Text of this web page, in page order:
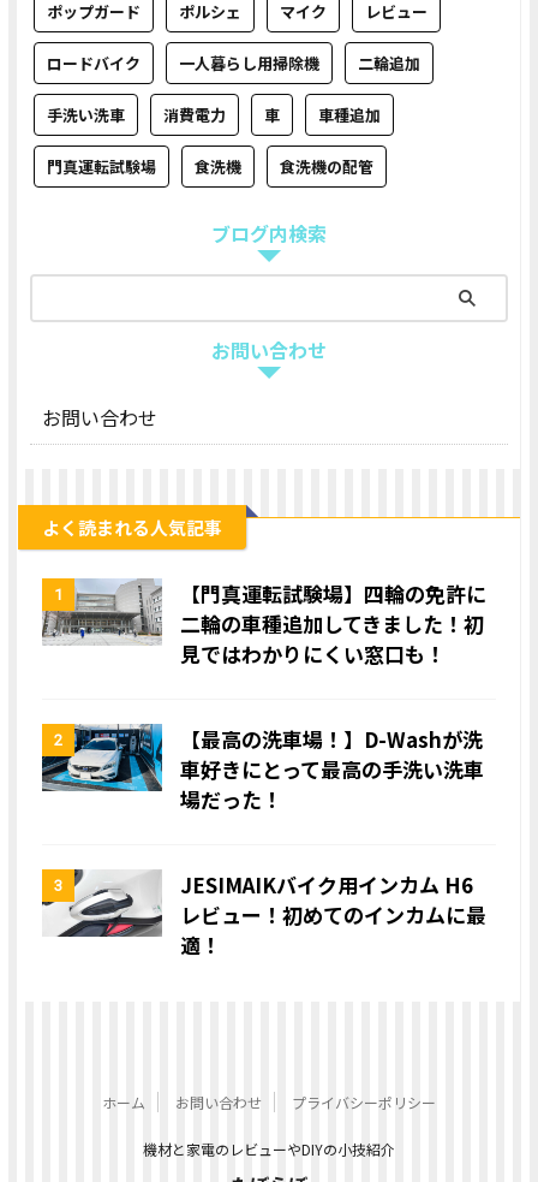
ポップガード ポルシェ マイク レビュー
ロードバイク 一人暮らし用掃除機 二輪追加
手洗い洗車 消費電力 車 車種追加
門真運転試験場 食洗機 食洗機の配管
ブログ内検索
お問い合わせ
お問い合わせ
よく読まれる人気記事
1
【門真運転試験場】四輪の免許に
二輪の車種追加してきました！初
見ではわかりにくい窓口も！
2
【最高の洗車場！】D-Washが洗
車好きにとって最高の手洗い洗車
場だった！
3
JESIMAIKバイク用インカム H6
レビュー！初めてのインカムに最
適！
ホーム お問い合わせ プライバシーポリシー
機材と家電のレビューやDIYの小技紹介